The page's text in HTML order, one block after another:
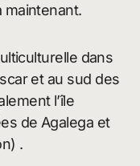
maintenant.
dans
et au sud des
l’île
de Agalega et
.